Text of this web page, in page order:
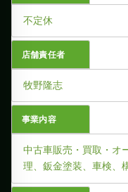
不定休
店舗責任者
牧野隆志
事業内容
中古車販売・買取・オ
理、鈑金塗装、車検、